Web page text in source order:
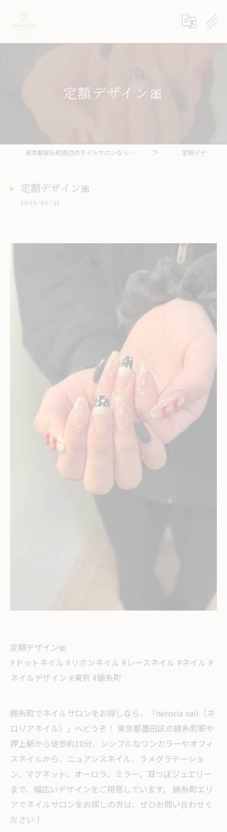
定額デザイン🎀
東京都錦糸町周辺のネイルサロンならneroria nail ブログ 定額デザイン🎀
定額デザイン🎀
2025/10/31
定額デザイン🎀
#ドットネイル #リボンネイル #レースネイル #ネイル #
ネイルデザイン #東京 #錦糸町
錦糸町でネイルサロンをお探しなら、「neroria nail（ネ
ロリアネイル）」へどうぞ！ 東京都墨田区の錦糸町駅や
押上駅から徒歩約10分、シンプルなワンカラーやオフィ
スネイルから、ニュアンスネイル、ラメグラデーショ
ン、マグネット、オーロラ、ミラー、耳つぼジュエリー
まで、幅広いデザインをご用意しています。 錦糸町エリ
アでネイルサロンをお探しの方は、ぜひお問い合わせく
ださい！